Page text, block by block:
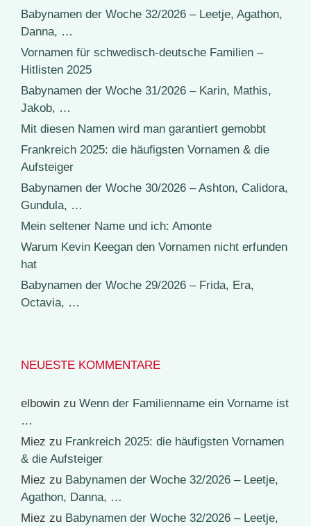
Babynamen der Woche 32/2026 – Leetje, Agathon,
Danna, …
Vornamen für schwedisch-deutsche Familien –
Hitlisten 2025
Babynamen der Woche 31/2026 – Karin, Mathis,
Jakob, …
Mit diesen Namen wird man garantiert gemobbt
Frankreich 2025: die häufigsten Vornamen & die
Aufsteiger
Babynamen der Woche 30/2026 – Ashton, Calidora,
Gundula, …
Mein seltener Name und ich: Amonte
Warum Kevin Keegan den Vornamen nicht erfunden
hat
Babynamen der Woche 29/2026 – Frida, Era,
Octavia, …
NEUESTE KOMMENTARE
elbowin zu Wenn der Familienname ein Vorname ist
…
Miez zu Frankreich 2025: die häufigsten Vornamen
& die Aufsteiger
Miez zu Babynamen der Woche 32/2026 – Leetje,
Agathon, Danna, …
Miez zu Babynamen der Woche 32/2026 – Leetje,